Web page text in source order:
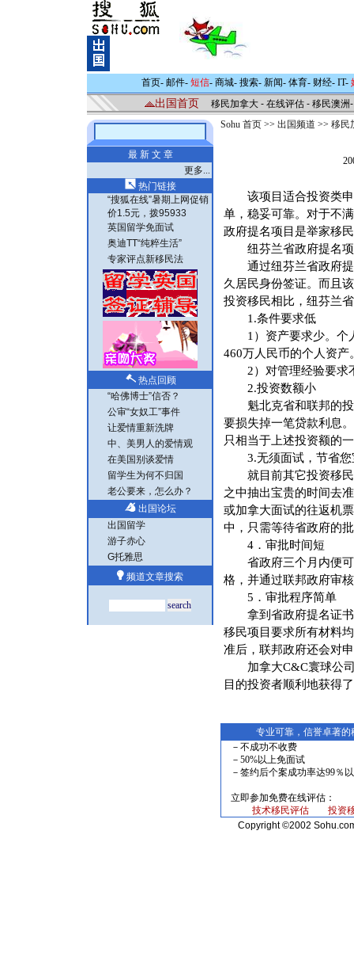
首页- 邮件- 短信- 商城- 搜索- 新闻- 体育- 财经- IT-
出国首页 移民加拿大 - 在线评估 - 移民澳洲
最 新 文 章
更多...
热门链接
“搜狐在线”暑期上网促销
价1.5元，拨95933
英国留学免面试
奥迪TT“纯粹生活”
专家评点新移民法
热点回顾
“哈佛博士”信否？
公审“女奴工”事件
让爱情重新洗牌
中、美男人的爱情观
在美国别谈爱情
留学生为何不归国
老公要来，怎么办？
出国论坛
出国留学
游子赤心
G托雅思
频道文章搜索
Sohu 首页 >> 出国频道 >> 移民
该项目适合投资类申
单，稳妥可靠。对于不
政府提名项目是举家移
纽芬兰省政府提名项
通过纽芬兰省政府提
久居民身份签证。而且
投资移民相比，纽芬兰
1.条件要求低
1）资产要求少。个人
460万人民币的个人资
2）对管理经验要求不
2.投资数额小
魁北克省和联邦的投
要损失掉一笔贷款利息
只相当于上述投资额的
3.无须面试，节省您
就目前其它投资移民
之中抽出宝贵的时间去
或加拿大面试的往返机
中，只需等待省政府的
4．审批时间短
省政府三个月内便可
格，并通过联邦政府审
5．审批程序简单
拿到省政府提名证书
移民项目要求所有材料
准后，联邦政府还会对
加拿大C&C寰球公司
目的投资者顺利地获得
专业可靠，信誉卓著的
－不成功不收费
－50%以上免面试
－签约后个案成功率达99％
立即参加免费在线评估：
技术移民评估
投资
Copyright ©2002